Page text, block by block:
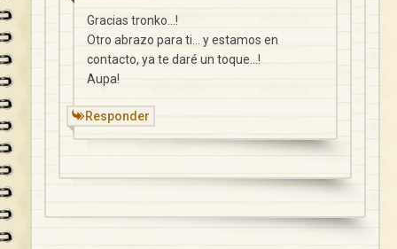
Gracias tronko…!
Otro abrazo para ti… y estamos en
contacto, ya te daré un toque…!
Aupa!
Responder